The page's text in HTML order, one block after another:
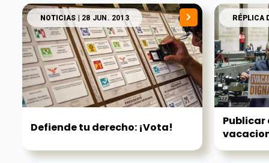
NOTICIAS | 28 JUN. 2013
Defiende tu derecho: ¡Vota!
RÉPLICA
Publicar